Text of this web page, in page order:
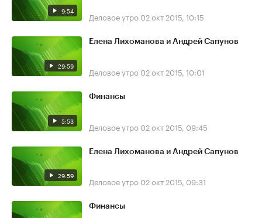
9:54 Деловое утро 02 окт 2015, 10:15
29:59
Елена Лихоманова и Андрей Сапунов
Деловое утро 02 окт 2015, 10:01
5:53
Финансы
Деловое утро 02 окт 2015, 09:45
29:59
Елена Лихоманова и Андрей Сапунов
Деловое утро 02 окт 2015, 09:31
Финансы